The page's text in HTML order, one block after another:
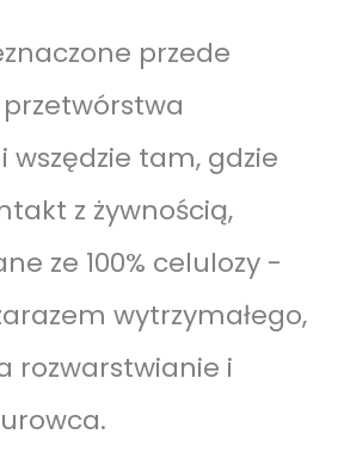
przede
wszędzie tam, gdzie
z żywnością,
ze 100% celulozy -
wytrzymałego,
rozwarstwianie i